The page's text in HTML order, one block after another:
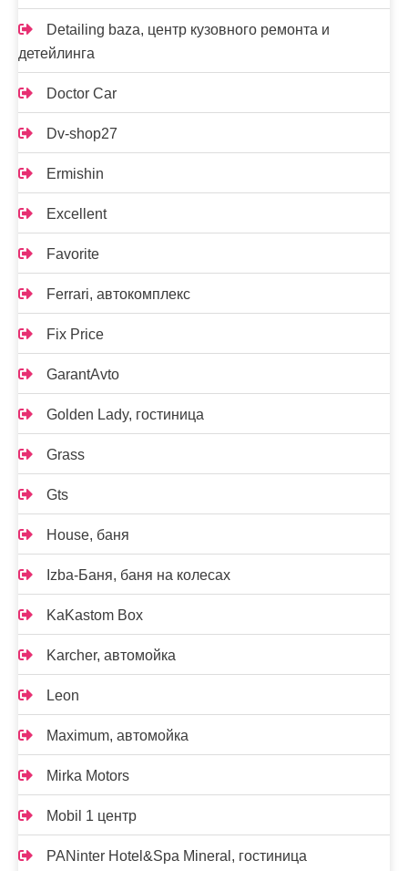
Detailing baza, центр кузовного ремонта и
детейлинга
Doctor Car
Dv-shop27
Ermishin
Excellent
Favorite
Ferrari, автокомплекс
Fix Price
GarantAvto
Golden Lady, гостиница
Grass
Gts
House, баня
Izba-Баня, баня на колесах
KaKastom Box
Karcher, автомойка
Leon
Maximum, автомойка
Mirka Motors
Mobil 1 центр
PANinter Hotel&Spa Mineral, гостиница